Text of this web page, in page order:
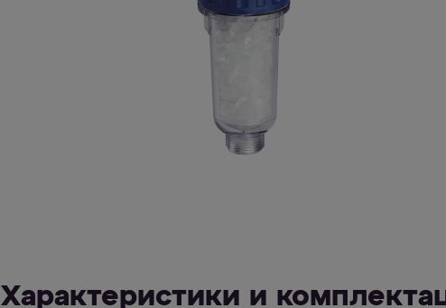
Характеристики и